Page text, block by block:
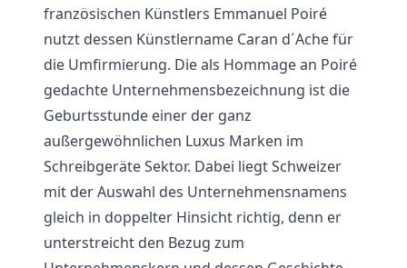
französischen Künstlers Emmanuel Poiré
nutzt dessen Künstlername Caran d´Ache für
die Umfirmierung. Die als Hommage an Poiré
gedachte Unternehmensbezeichnung ist die
Geburtsstunde einer der ganz
außergewöhnlichen Luxus Marken im
Schreibgeräte Sektor. Dabei liegt Schweizer
mit der Auswahl des Unternehmensnamens
gleich in doppelter Hinsicht richtig, denn er
unterstreicht den Bezug zum